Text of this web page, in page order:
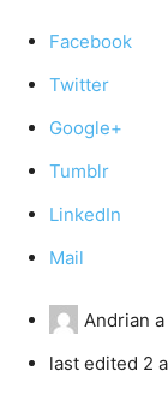
Facebook
Twitter
Google+
Tumblr
LinkedIn
Mail
Andrian
last edited 2